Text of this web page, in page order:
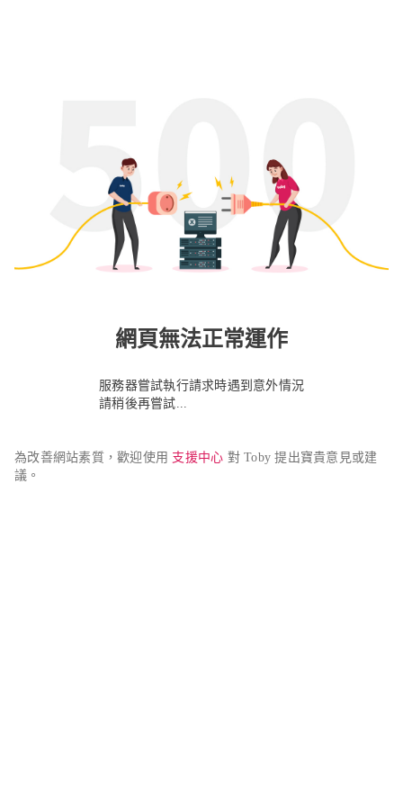
網頁無法正常運作
服務器嘗試執行請求時遇到意外情況
請稍後再嘗試...
為改善網站素質，歡迎使用 支援中心 對 Toby 提出寶貴意見或建
議。